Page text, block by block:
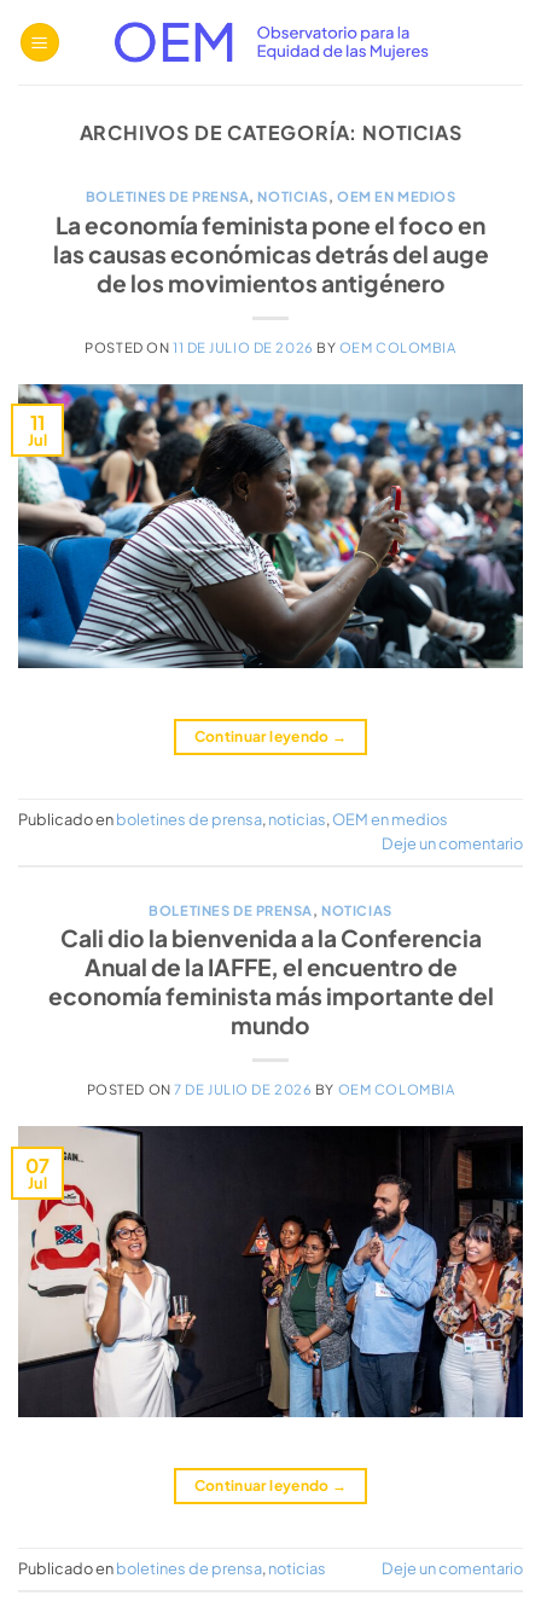
ARCHIVOS DE CATEGORÍA: NOTICIAS
BOLETINES DE PRENSA,NOTICIAS,OEM EN MEDIOS
La economía feminista pone el foco en
las causas económicas detrás del auge
de los movimientos antigénero
POSTED ON 11 DE JULIO DE 2026 BY OEM COLOMBIA
11
Jul
Continuar leyendo →
Publicado enboletines de prensa, noticias, OEM en medios
Deje un comentario
BOLETINES DE PRENSA ,NOTICIAS
Cali dio la bienvenida a la Conferencia
Anual de la IAFFE, el encuentro de
economía feminista más importante del
mundo
POSTED ON7 DE JULIO DE 2026 BY OEM COLOMBIA
07
Jul
Continuar leyendo →
Publicado enboletines de prensa,noticias Deje un comentario